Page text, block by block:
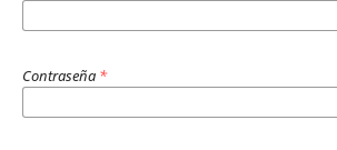
Contraseña *